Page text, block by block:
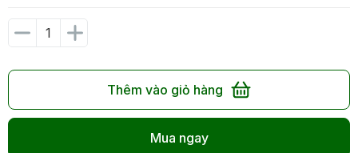
Thêm vào giỏ hàng
Mua ngay